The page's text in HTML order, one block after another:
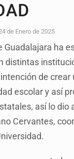
de Enero de 2025
Guadalajara ha
distintas
de crear
escolar y así
así lo dio
Cervantes,